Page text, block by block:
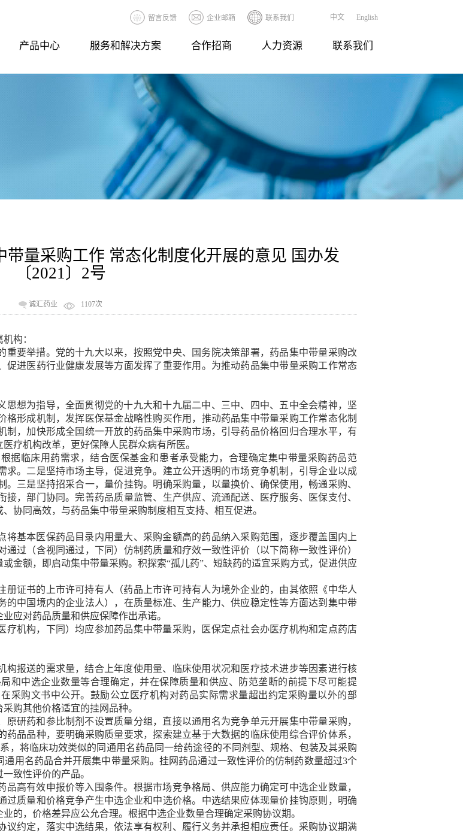
留言反馈 企业邮箱 联系我们 中文 English
产品中心 服务和解决方案 合作招商 人力资源
才理念
联系我们
联系方式
客户留言
带量采购工作 常态化制度化开展的意见 国办发
〔2021〕2号
诚汇药业 1107次
构：
重要举措。党的十九大以来，按照党中央、国务院决策部署，药品集中带量采购改
进医药行业健康发展等方面发挥了重要作用。为推动药品集中带量采购工作常态
思想为指导，全面贯彻党的十九大和十九届二中、三中、四中、五中全会精神，坚
形成机制，发挥医保基金战略性购买作用，推动药品集中带量采购工作常态化制
，加快形成全国统一开放的药品集中采购市场，引导药品价格回归合理水平，有
疗机构改革，更好保障人民群众病有所医。
据临床用药需求，结合医保基金和患者承受能力，合理确定集中带量采购药品范
求。 二是坚持市场主导，促进竞争。建立公开透明的市场竞争机制，引导企业以成
。
三是坚持招采合一，量价挂钩。明确采购量，以量换价、确保使用，畅通采购、
接，部门协同。完善药品质量监管、生产供应、流通配送、医疗服务、医保支付、
协同高效，与药品集中带量采购制度相互支持、相互促进。
将基本医保药品目录内用量大、采购金额高的药品纳入采购范围，逐步覆盖国内上
过（含视同通过，下同）仿制药质量和疗效一致性评价（以下简称一致性评价）
金额，即启动集中带量采购。积探索“孤儿药”、短缺药的适宜采购方式，促进供应
册证书的上市许可持有人（药品上市许可持有人为境外企业的，由其依照《中华人
的中国境内的企业法人），在质量标准、生产能力、供应稳定性等方面达到集中带
应对药品质量和供应保障作出承诺。
疗机构，下同）均应参加药品集中带量采购，医保定点社会办医疗机构和定点药店
构报送的需求量，结合上年度使用量、临床使用状况和医疗技术进步等因素进行核
和中选企业数量等合理确定，并在保障质量和供应、防范垄断的前提下尽可能提
采购文书中公开。鼓励公立医疗机构对药品实际需求量超出约定采购量以外的部
购其他价格适宜的挂网品种。
原研药和参比制剂不设置质量分组，直接以通用名为竞争单元开展集中带量采购，
品品种，要明确采购质量要求，探索建立基于大数据的临床使用综合评价体系，
，将临床功效类似的同通用名药品同一给药途径的不同剂型、规格、包装及其采购
用名药品合并开展集中带量采购。挂网药品通过一致性评价的仿制药数量超过3个
致性评价的产品。
品高有效申报价等入围条件。根据市场竞争格局、供应能力确定可中选企业数量，
质量和价格竞争产生中选企业和中选价格。中选结果应体现量价挂钩原则，明确
的，价格差异应公允合理。根据中选企业数量合理确定采购协议期。
议约定，落实中选结果，依法享有权利、履行义务并承担相应责任。采购协议期满